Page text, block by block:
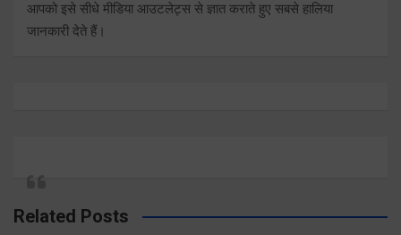
आपको इसे सीधे मीडिया आउटलेट्स से ज्ञात कराते हुए सबसे हालिया
जानकारी देते हैं।
Related Posts